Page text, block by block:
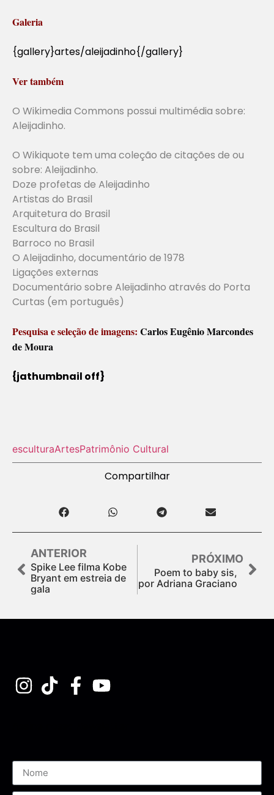
Galeria
{gallery}artes/aleijadinho{/gallery}
Ver também
O Wikimedia Commons possui multimédia sobre:
Aleijadinho.
O Wikiquote tem uma coleção de citações de ou
sobre: Aleijadinho.
Doze profetas de Aleijadinho
Artistas do Brasil
Arquitetura do Brasil
Escultura do Brasil
Barroco no Brasil
O Aleijadinho, documentário de 1978
Ligações externas
Documentário sobre Aleijadinho através do Porta
Curtas (em português)
Pesquisa e seleção de imagens: Carlos Eugênio Marcondes
de Moura
{jathumbnail off}
esculturaArtesPatrimônio Cultural
Compartilhar
ANTERIOR
Spike Lee filma Kobe
Bryant em estreia de
gala
PRÓXIMO
Poem to baby sis,
por Adriana Graciano